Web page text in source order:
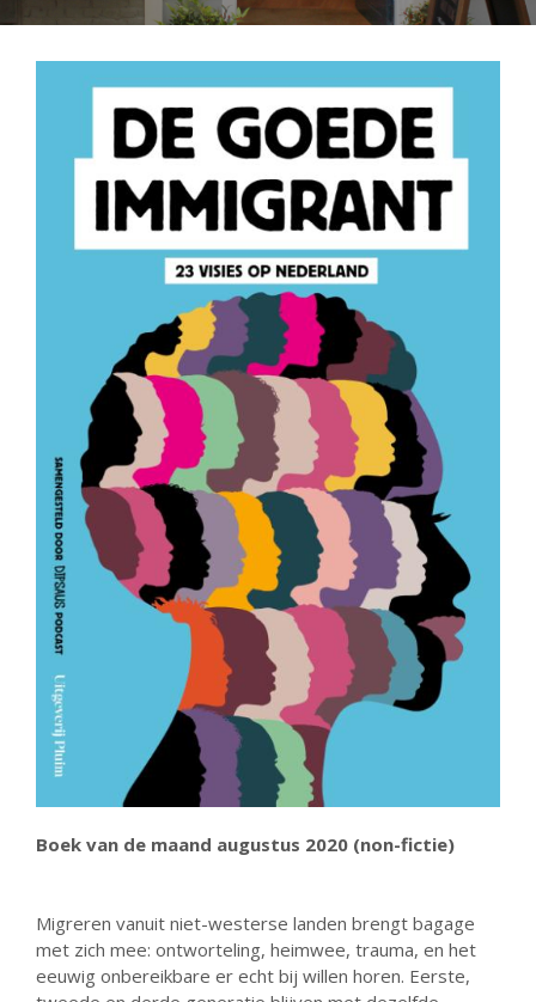
Advies en Expertise
Ons verhaal
Het Team
Stories of Belonging
Stichting De Luister
Vacatures
Steun ons
Contact
Contact
Bestelformulier
Webshop
23 augustus: Lazy Queer
Sunday
26 juli: Lazy Queer Sunday
Vrijwilliger: Medewerker
Financiële Administratie
21 juni: Lazy Queer Sunday
Boek van de maand augustus 2020 (non-fictie)
Migreren vanuit niet-westerse landen brengt bagage
met zich mee: ontworteling, heimwee, trauma, en het
eeuwig onbereikbare er echt bij willen horen. Eerste,